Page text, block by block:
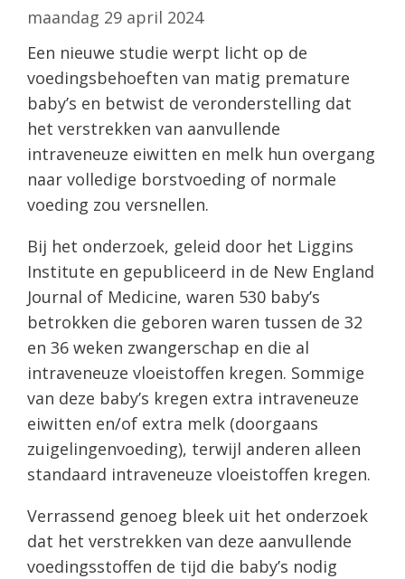
maandag 29 april 2024
Een nieuwe studie werpt licht op de
voedingsbehoeften van matig premature
baby’s en betwist de veronderstelling dat
het verstrekken van aanvullende
intraveneuze eiwitten en melk hun overgang
naar volledige borstvoeding of normale
voeding zou versnellen.
Bij het onderzoek, geleid door het Liggins
Institute en gepubliceerd in de New England
Journal of Medicine, waren 530 baby’s
betrokken die geboren waren tussen de 32
en 36 weken zwangerschap en die al
intraveneuze vloeistoffen kregen. Sommige
van deze baby’s kregen extra intraveneuze
eiwitten en/of extra melk (doorgaans
zuigelingenvoeding), terwijl anderen alleen
standaard intraveneuze vloeistoffen kregen.
Verrassend genoeg bleek uit het onderzoek
dat het verstrekken van deze aanvullende
voedingsstoffen de tijd die baby’s nodig